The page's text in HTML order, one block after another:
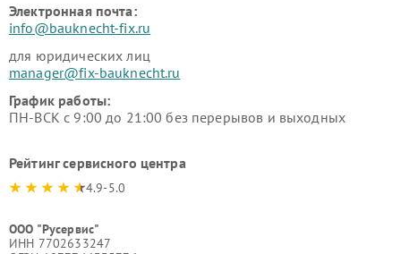
Электронная почта:
info@bauknecht-fix.ru
для юридических лиц
manager@fix-bauknecht.ru
График работы:
ПН-ВСК с 9:00 до 21:00 без перерывов и выходных
Рейтинг сервисного центра
4.9-5.0
ООО "Русервис"
ИНН 7702633247